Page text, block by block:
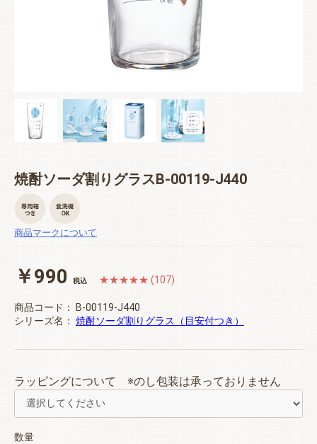
焼酎ソーダ割りグラスB-00119-J440
商品マークについて
￥990 税込 ★★★★★ (107)
商品コード：
B-00119-J440
シリーズ名： 焼酎ソーダ割りグラス（目安付つき）
ラッピングについて ※のし包装は承っておりません
数量